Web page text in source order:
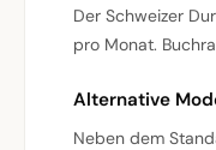
Der Schweizer
pro Monat.
Alternative
Neben dem